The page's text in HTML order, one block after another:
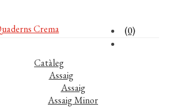
(0)
Catàleg
Assaig
Assaig
Assaig Minor